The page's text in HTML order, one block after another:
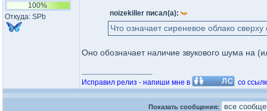
100%
Откуда: SPb
noizekiller писал(а):
Что означает сиреневое облако сверху
Оно обозначает наличие звукового шума на
Исправил релиз - напиши мне в
со
Показать сообщения: